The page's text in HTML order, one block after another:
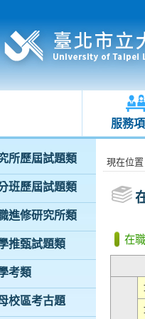
服務
所歷屆試題類
班歷屆試題類
進修研究所類
推甄試題類
考類
校區考古題
:::現在位置
在